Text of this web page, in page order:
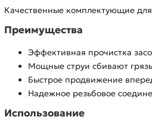
Качественные комплектующие
Преимущества
Эффективная прочистка
Мощные струи сбивают
Быстрое продвижение
Надежное резьбовое
Использование